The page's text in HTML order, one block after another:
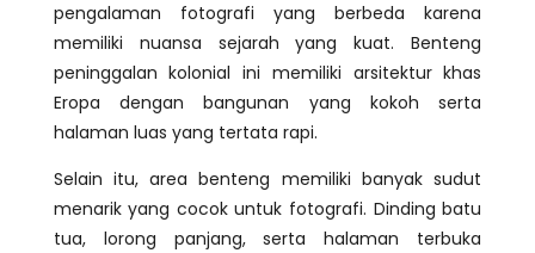
pengalaman fotografi yang berbeda karena
memiliki nuansa sejarah yang kuat. Benteng
peninggalan kolonial ini memiliki arsitektur khas
Eropa dengan bangunan yang kokoh serta
halaman luas yang tertata rapi.
Selain itu, area benteng memiliki banyak sudut
menarik yang cocok untuk fotografi. Dinding batu
tua, lorong panjang, serta halaman terbuka